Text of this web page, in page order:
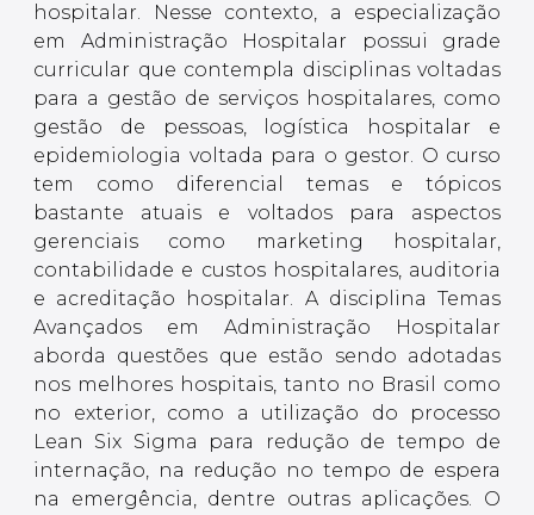
hospitalar. Nesse contexto, a especialização
em Administração Hospitalar possui grade
curricular que contempla disciplinas voltadas
para a gestão de serviços hospitalares, como
gestão de pessoas, logística hospitalar e
epidemiologia voltada para o gestor. O curso
tem como diferencial temas e tópicos
bastante atuais e voltados para aspectos
gerenciais como marketing hospitalar,
contabilidade e custos hospitalares, auditoria
e acreditação hospitalar. A disciplina Temas
Avançados em Administração Hospitalar
aborda questões que estão sendo adotadas
nos melhores hospitais, tanto no Brasil como
no exterior, como a utilização do processo
Lean Six Sigma para redução de tempo de
internação, na redução no tempo de espera
na emergência, dentre outras aplicações. O